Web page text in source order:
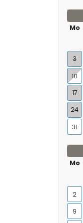
Mo
3
10
17
24
31
Mo
2
9